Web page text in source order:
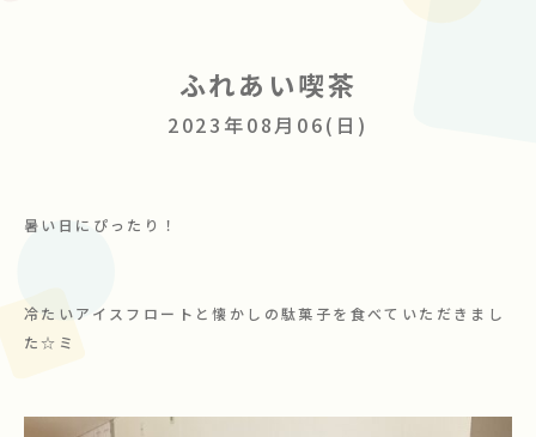
ふれあい喫茶
2023年08月06(日)
暑い日にぴったり！
冷たいアイスフロートと懐かしの駄菓子を食べていただきまし
た☆ミ